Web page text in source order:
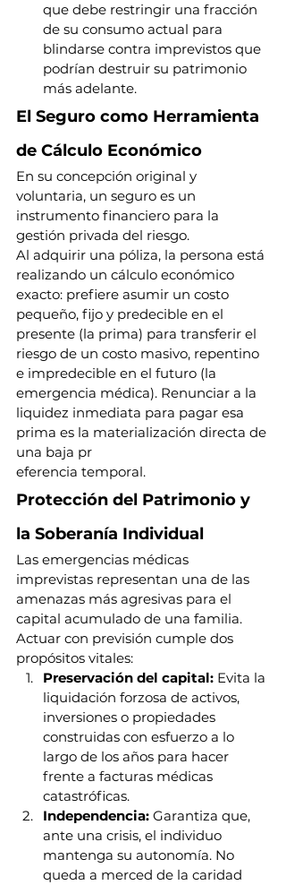
que debe restringir una fracción
de su consumo actual para
blindarse contra imprevistos que
podrían destruir su patrimonio
más adelante.
El Seguro como Herramienta
de Cálculo Económico
En su concepción original y
voluntaria, un seguro es un
instrumento financiero para la
gestión privada del riesgo.
Al adquirir una póliza, la persona está
realizando un cálculo económico
exacto: prefiere asumir un costo
pequeño, fijo y predecible en el
presente (la prima) para transferir el
riesgo de un costo masivo, repentino
e impredecible en el futuro (la
emergencia médica). Renunciar a la
liquidez inmediata para pagar esa
prima es la materialización directa de
una baja pr
eferencia temporal.
Protección del Patrimonio y
la Soberanía Individual
Las emergencias médicas
imprevistas representan una de las
amenazas más agresivas para el
capital acumulado de una familia.
Actuar con previsión cumple dos
propósitos vitales:
Preservación del capital: Evita la
liquidación forzosa de activos,
inversiones o propiedades
construidas con esfuerzo a lo
largo de los años para hacer
frente a facturas médicas
catastróficas.
Independencia: Garantiza que,
ante una crisis, el individuo
mantenga su autonomía. No
queda a merced de la caridad